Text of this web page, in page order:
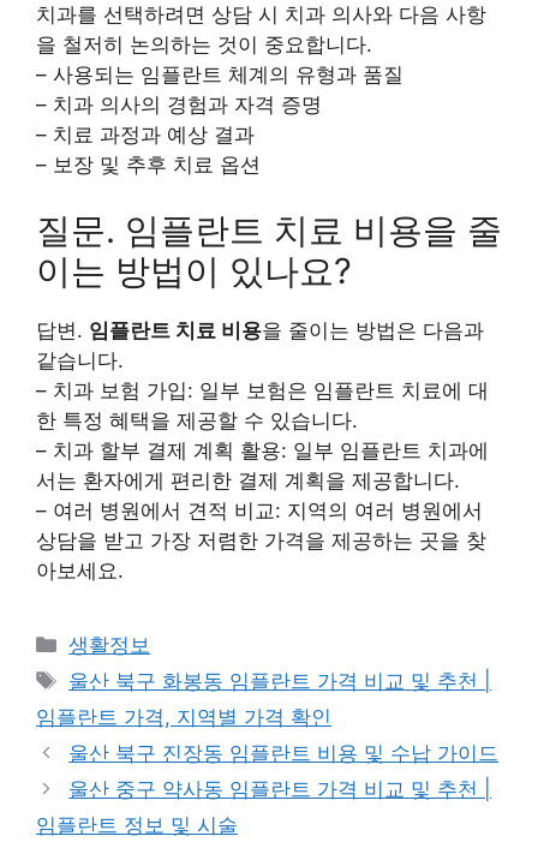
치과를 선택하려면 상담 시 치과 의사와 다음 사항
을 철저히 논의하는 것이 중요합니다.
– 사용되는 임플란트 체계의 유형과 품질
– 치과 의사의 경험과 자격 증명
– 치료 과정과 예상 결과
– 보장 및 추후 치료 옵션
질문. 임플란트 치료 비용을 줄
이는 방법이 있나요?
답변. 임플란트 치료 비용을 줄이는 방법은 다음과
같습니다.
– 치과 보험 가입: 일부 보험은 임플란트 치료에 대
한 특정 혜택을 제공할 수 있습니다.
– 치과 할부 결제 계획 활용: 일부 임플란트 치과에
서는 환자에게 편리한 결제 계획을 제공합니다.
– 여러 병원에서 견적 비교: 지역의 여러 병원에서
상담을 받고 가장 저렴한 가격을 제공하는 곳을 찾
아보세요.
카
테
리
생활정보
태
그
울산 북구 화봉동 임플란트 가격 비교 및 추천 |
임플란트 가격, 지역별 가격 확인
울산 북구 진장동 임플란트 비용 및 수납 가이드
울산 중구 약사동 임플란트 가격 비교 및 추천 |
임플란트 정보 및 시술